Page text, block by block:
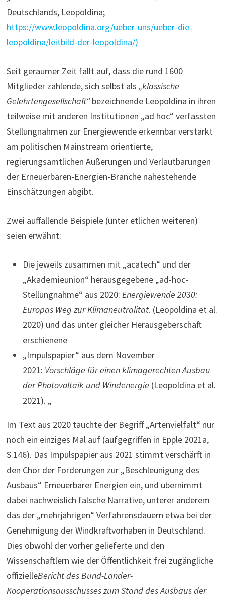
Deutschlands, Leopoldina;
https://www.leopoldina.org/ueber-uns/ueber-die-
leopoldina/leitbild-der-leopoldina/)
Seit geraumer Zeit fällt auf, dass die rund 1600
Mitglieder zählende, sich selbst als „klassische
Gelehrtengesellschaft“bezeichnende Leopoldina in ihren
teilweise mit anderen Institutionen „ad hoc“ verfassten
Stellungnahmen zur Energiewende erkennbar verstärkt
am politischen Mainstream orientierte,
regierungsamtlichen Äußerungen und Verlautbarungen
der Erneuerbaren-Energien-Branche nahestehende
Einschätzungen abgibt.
Zwei auffallende Beispiele (unter etlichen weiteren)
seien erwähnt:
Die jeweils zusammen mit „acatech“ und der
„Akademieunion“ herausgegebene „ad-hoc-
Stellungnahme“ aus 2020: Energiewende 2030:
Europas Weg zur Klimaneutralität. (Leopoldina et al.
2020) und das unter gleicher Herausgeberschaft
erschienene
„Impulspapier“ aus dem November
2021: Vorschläge für einen klimagerechten Ausbau
der Photovoltaik und Windenergie (Leopoldina et al.
2021). „
Im Text aus 2020 tauchte der Begriff „Artenvielfalt“ nur
noch ein einziges Mal auf (aufgegriffen in Epple 2021a,
S.146). Das Impulspapier aus 2021 stimmt verschärft in
den Chor der Forderungen zur „Beschleunigung des
Ausbaus“ Erneuerbarer Energien ein, und übernimmt
dabei nachweislich falsche Narrative, unterer anderem
das der „mehrjährigen“ Verfahrensdauern etwa bei der
Genehmigung der Windkraftvorhaben in Deutschland.
Dies obwohl der vorher gelieferte und den
Wissenschaftlern wie der Öffentlichkeit frei zugängliche
offizielleBericht des Bund-Länder-
Kooperationsausschusses zum Stand des Ausbaus der